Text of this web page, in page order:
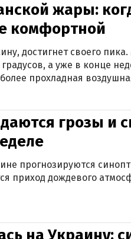
жары:
комфортной
достигнет своего
а уже в конце
прохладная
грозы и
прогнозируются
приход дождевого
на Украину: